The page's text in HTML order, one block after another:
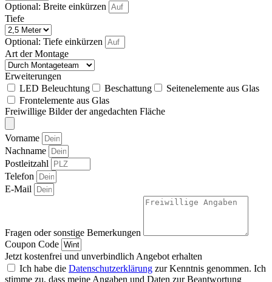
Optional: Breite einkürzen
Tiefe
Optional: Tiefe einkürzen
Art der Montage
Erweiterungen
LED Beleuchtung
Beschattung
Seitenelemente aus Glas
Frontelemente aus Glas
Freiwillige Bilder der angedachten Fläche
Vorname
Nachname
Postleitzahl
Telefon
E-Mail
Fragen oder sonstige Bemerkungen
Coupon Code
Jetzt kostenfrei und unverbindlich Angebot erhalten
Ich habe die Datenschutzerklärung zur Kenntnis genommen. Ich
stimme zu, dass meine Angaben und Daten zur Beantwortung